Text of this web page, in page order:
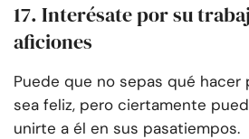
17. Interésate por su
aficiones
Puede que no sepas qué
sea feliz, pero ciertamente
unirte a él en sus pasatiempos.